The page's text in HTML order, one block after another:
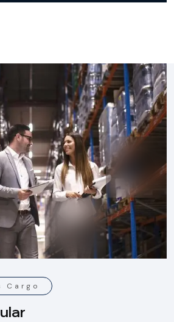
Personal und den
Cargo
ular